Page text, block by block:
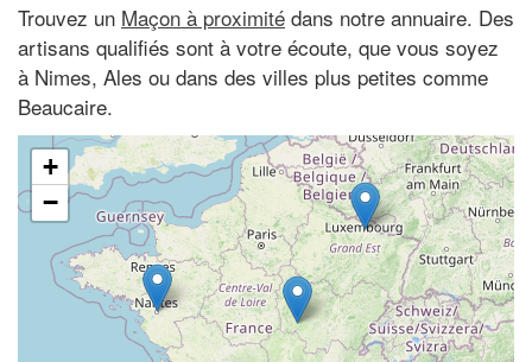
Trouvez un Maçon à proximité dans notre annuaire. Des
artisans qualifiés sont à votre écoute, que vous soyez
à Nimes, Ales ou dans des villes plus petites comme
Beaucaire.
+
−